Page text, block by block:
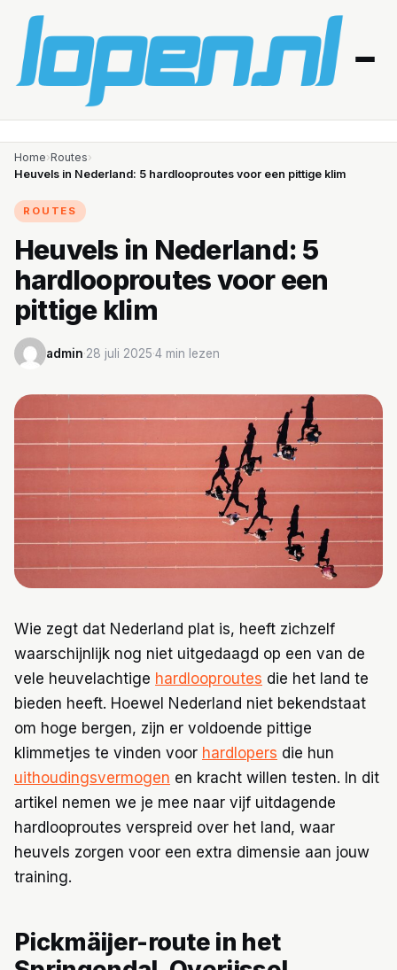
Home
Gezondheid
Producten
Routes
Schema’s
Home›Routes›
Heuvels in Nederland: 5 hardlooproutes voor een pittige klim
ROUTES
Heuvels in Nederland: 5
hardlooproutes voor een
pittige klim
admin·28 juli 2025·4 min lezen
Wie zegt dat Nederland plat is, heeft zichzelf
waarschijnlijk nog niet uitgedaagd op een van de
vele heuvelachtige hardlooproutes die het land te
bieden heeft. Hoewel Nederland niet bekendstaat
om hoge bergen, zijn er voldoende pittige
klimmetjes te vinden voor hardlopers die hun
uithoudingsvermogen en kracht willen testen. In dit
artikel nemen we je mee naar vijf uitdagende
hardlooproutes verspreid over het land, waar
heuvels zorgen voor een extra dimensie aan jouw
training.
Pickmäijer-route in het